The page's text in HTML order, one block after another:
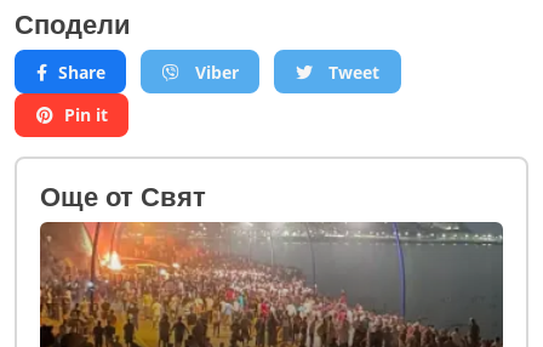
Сподели
Share Viber
Tweet
Pin it
Oще от Свят